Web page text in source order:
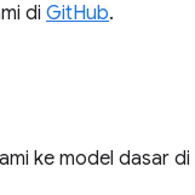
di GitHub.
ke model dasar di